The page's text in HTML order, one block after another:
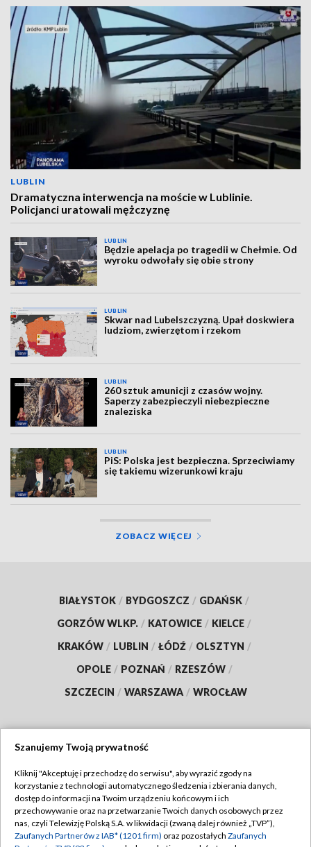
LUBLIN
Dramatyczna interwencja na moście w Lublinie.
Policjanci uratowali mężczyznę
LUBLIN
Będzie apelacja po tragedii w Chełmie. Od
wyroku odwołały się obie strony
LUBLIN
Skwar nad Lubelszczyzną. Upał doskwiera
ludziom, zwierzętom i rzekom
LUBLIN
260 sztuk amunicji z czasów wojny.
Saperzy zabezpieczyli niebezpieczne
znaleziska
LUBLIN
PiS: Polska jest bezpieczna. Sprzeciwiamy
się takiemu wizerunkowi kraju
ZOBACZ WIĘCEJ
BIAŁYSTOK / BYDGOSZCZ / GDAŃSK /
GORZÓW WLKP. / KATOWICE / KIELCE /
KRAKÓW / LUBLIN / ŁÓDŹ / OLSZTYN /
OPOLE / POZNAŃ / RZESZÓW /
SZCZECIN / WARSZAWA / WROCŁAW
TVP
Abonament TVP
Emisja w TVP
Regulamin TVP
Polityka prywatności
Szanujemy Twoją prywatność
Kliknij "Akceptuję i przechodzę do serwisu", aby wyrazić zgody na
korzystanie z technologii automatycznego śledzenia i zbierania danych,
dostęp do informacji na Twoim urządzeniu końcowym i ich
przechowywanie oraz na przetwarzanie Twoich danych osobowych przez
nas, czyli Telewizję Polską S.A. w likwidacji (zwaną dalej również „TVP”),
Zaufanych Partnerów z IAB* (1201 firm) oraz pozostałych Zaufanych